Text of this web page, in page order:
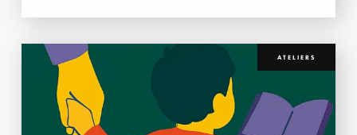
ATELIERS